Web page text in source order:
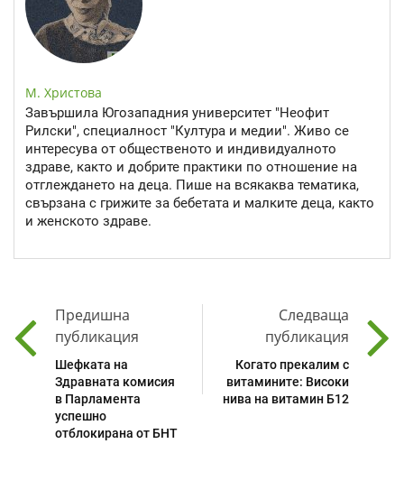
М. Христова
Завършила Югозападния университет "Неофит
Рилски", специалност "Култура и медии". Живо се
интересува от общественото и индивидуалното
здраве, както и добрите практики по отношение на
отглеждането на деца. Пише на всякаква тематика,
свързана с грижите за бебетата и малките деца, както
и женското здраве.
Предишна
публикация
Шефката на
Здравната комисия
в Парламента
успешно
отблокирана от БНТ
Следваща
публикация
Когато прекалим с
витамините: Високи
нива на витамин Б12